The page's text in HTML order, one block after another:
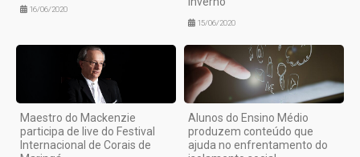
16/06/2020
15/06/2020
Maestro do Mackenzie
participa de live do Festival
Internacional de Corais de
Alunos do Ensino Médio
produzem conteúdo que
ajuda no enfrentamento do